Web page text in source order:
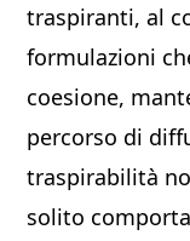
traspiranti, al
formulazioni
coesione,
percorso di
traspirabilità
solito